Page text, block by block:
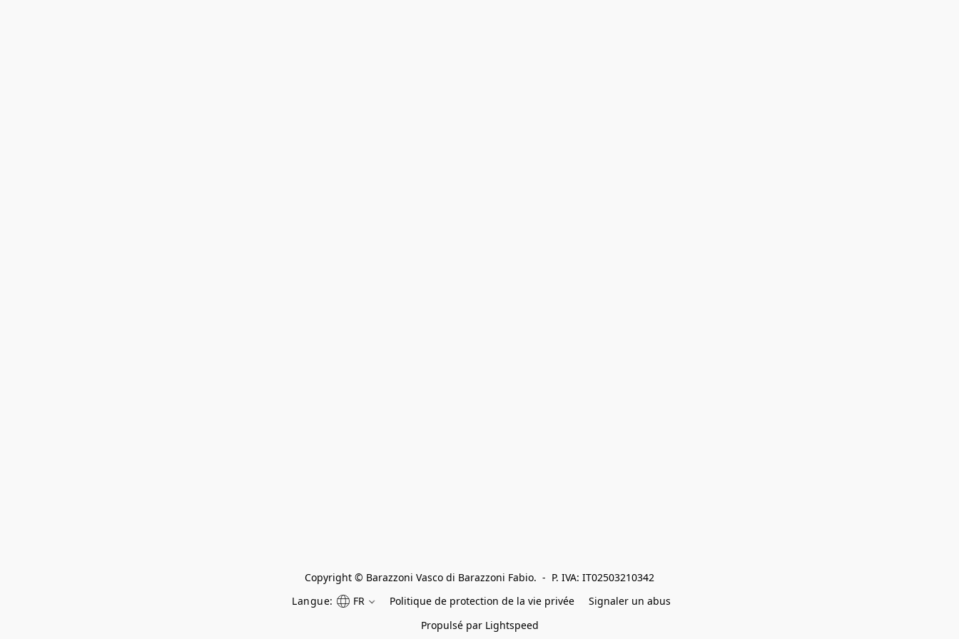
Copyright © Barazzoni Vasco di Barazzoni Fabio.  -  P. IVA: IT02503210342
Langue:
FR Politique de protection de la vie privée
Signaler un abus
Propulsé par Lightspeed